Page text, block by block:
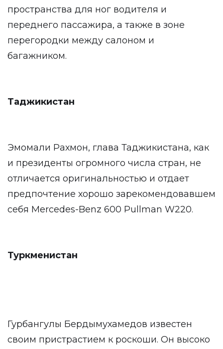
пространства для ног водителя и
переднего пассажира, а также в зоне
перегородки между салоном и
багажником.
Таджикистан
Эмомали Рахмон, глава Таджикистана, как
и президенты огромного числа стран, не
отличается оригинальностью и отдает
предпочтение хорошо зарекомендовавшем
себя Mercedes-Benz 600 Pullman W220.
Туркменистан
Гурбангулы Бердымухамедов известен
своим пристрастием к роскоши. Он высоко